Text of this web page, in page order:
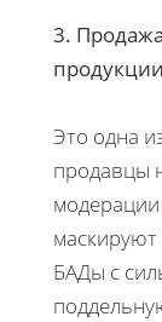
3.
Это одна
продавцы
БАДы с